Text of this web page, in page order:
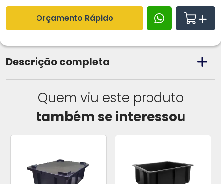
Orçamento Rápido
Descrição completa
Quem viu este produto
também se interessou